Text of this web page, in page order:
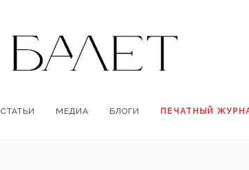
СТАТЬИ МЕДИА БЛОГИ ПЕЧАТНЫЙ